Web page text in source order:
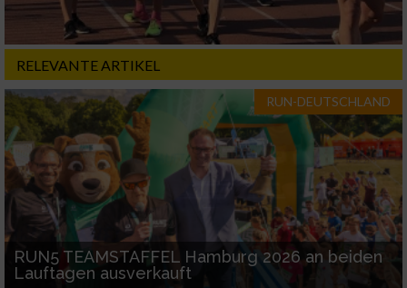
RELEVANTE ARTIKEL
RUN-DEUTSCHLAND
RUN5 TEAMSTAFFEL Hamburg 2026 an beiden
Lauftagen ausverkauft